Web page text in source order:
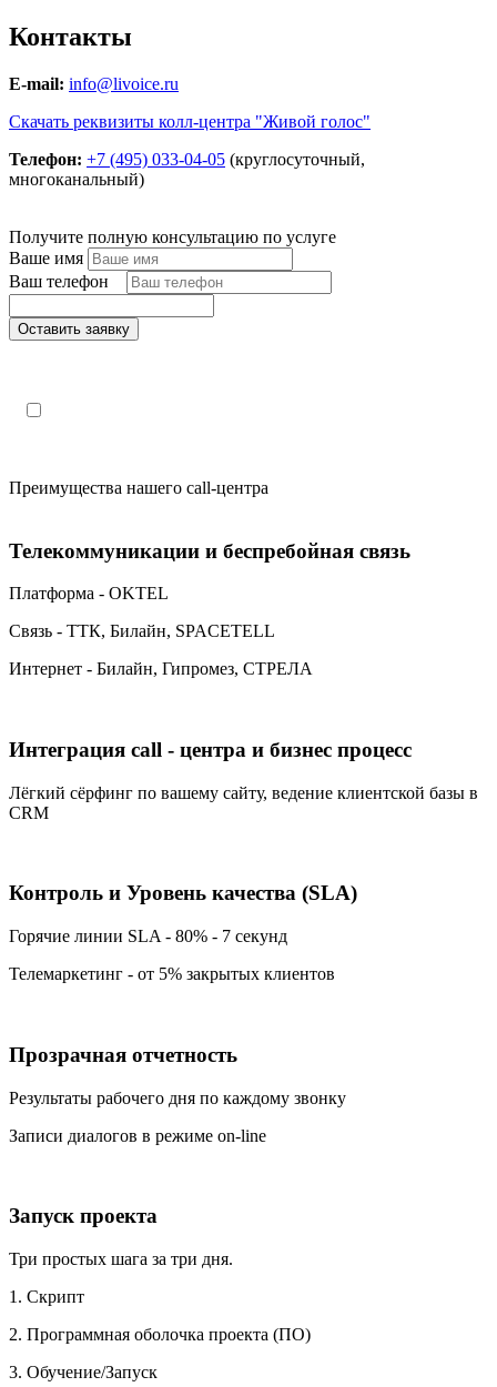
Контакты
E-mail: info@livoice.ru
Скачать реквизиты колл-центра "Живой голос"
Телефон: +7 (495) 033-04-05 (круглосуточный,
многоканальный)
Получите полную консультацию по услуге
Ваше имя
Ваш телефон
Оставить заявку
Преимущества нашего call-центра
Телекоммуникации и беспребойная связь
Платформа - OKTEL
Связь - ТТК, Билайн, SPACETELL
Интернет - Билайн, Гипромез, СТРЕЛА
Интеграция call - центра и бизнес процесс
Лёгкий сёрфинг по вашему сайту, ведение клиентской базы в
CRM
Контроль и Уровень качества (SLA)
Горячие линии SLA - 80% - 7 секунд
Телемаркетинг - от 5% закрытых клиентов
Прозрачная отчетность
Результаты рабочего дня по каждому звонку
Записи диалогов в режиме on-line
Запуск проекта
Три простых шага за три дня.
1. Скрипт
2. Программная оболочка проекта (ПО)
3. Обучение/Запуск